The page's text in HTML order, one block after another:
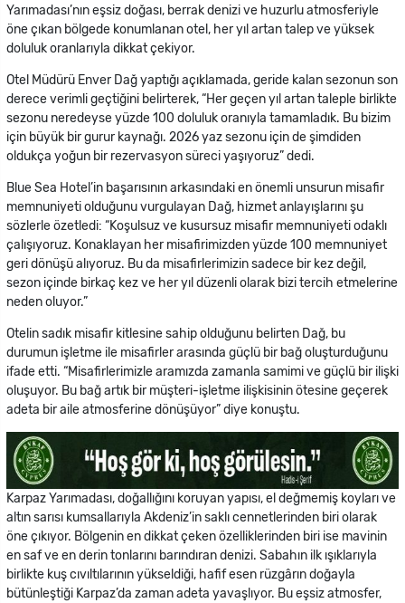
Yarımadası’nın eşsiz doğası, berrak denizi ve huzurlu atmosferiyle
öne çıkan bölgede konumlanan otel, her yıl artan talep ve yüksek
doluluk oranlarıyla dikkat çekiyor.
Otel Müdürü Enver Dağ yaptığı açıklamada, geride kalan sezonun son
derece verimli geçtiğini belirterek, “Her geçen yıl artan taleple birlikte
sezonu neredeyse yüzde 100 doluluk oranıyla tamamladık. Bu bizim
için büyük bir gurur kaynağı. 2026 yaz sezonu için de şimdiden
oldukça yoğun bir rezervasyon süreci yaşıyoruz” dedi.
Blue Sea Hotel’in başarısının arkasındaki en önemli unsurun misafir
memnuniyeti olduğunu vurgulayan Dağ, hizmet anlayışlarını şu
sözlerle özetledi: “Koşulsuz ve kusursuz misafir memnuniyeti odaklı
çalışıyoruz. Konaklayan her misafirimizden yüzde 100 memnuniyet
geri dönüşü alıyoruz. Bu da misafirlerimizin sadece bir kez değil,
sezon içinde birkaç kez ve her yıl düzenli olarak bizi tercih etmelerine
neden oluyor.”
Otelin sadık misafir kitlesine sahip olduğunu belirten Dağ, bu
durumun işletme ile misafirler arasında güçlü bir bağ oluşturduğunu
ifade etti. “Misafirlerimizle aramızda zamanla samimi ve güçlü bir ilişki
oluşuyor. Bu bağ artık bir müşteri-işletme ilişkisinin ötesine geçerek
adeta bir aile atmosferine dönüşüyor” diye konuştu.
Karpaz Yarımadası, doğallığını koruyan yapısı, el değmemiş koyları ve
altın sarısı kumsallarıyla Akdeniz’in saklı cennetlerinden biri olarak
öne çıkıyor. Bölgenin en dikkat çeken özelliklerinden biri ise mavinin
en saf ve en derin tonlarını barındıran denizi. Sabahın ilk ışıklarıyla
birlikte kuş cıvıltılarının yükseldiği, hafif esen rüzgârın doğayla
bütünleştiği Karpaz’da zaman adeta yavaşlıyor. Bu eşsiz atmosfer,